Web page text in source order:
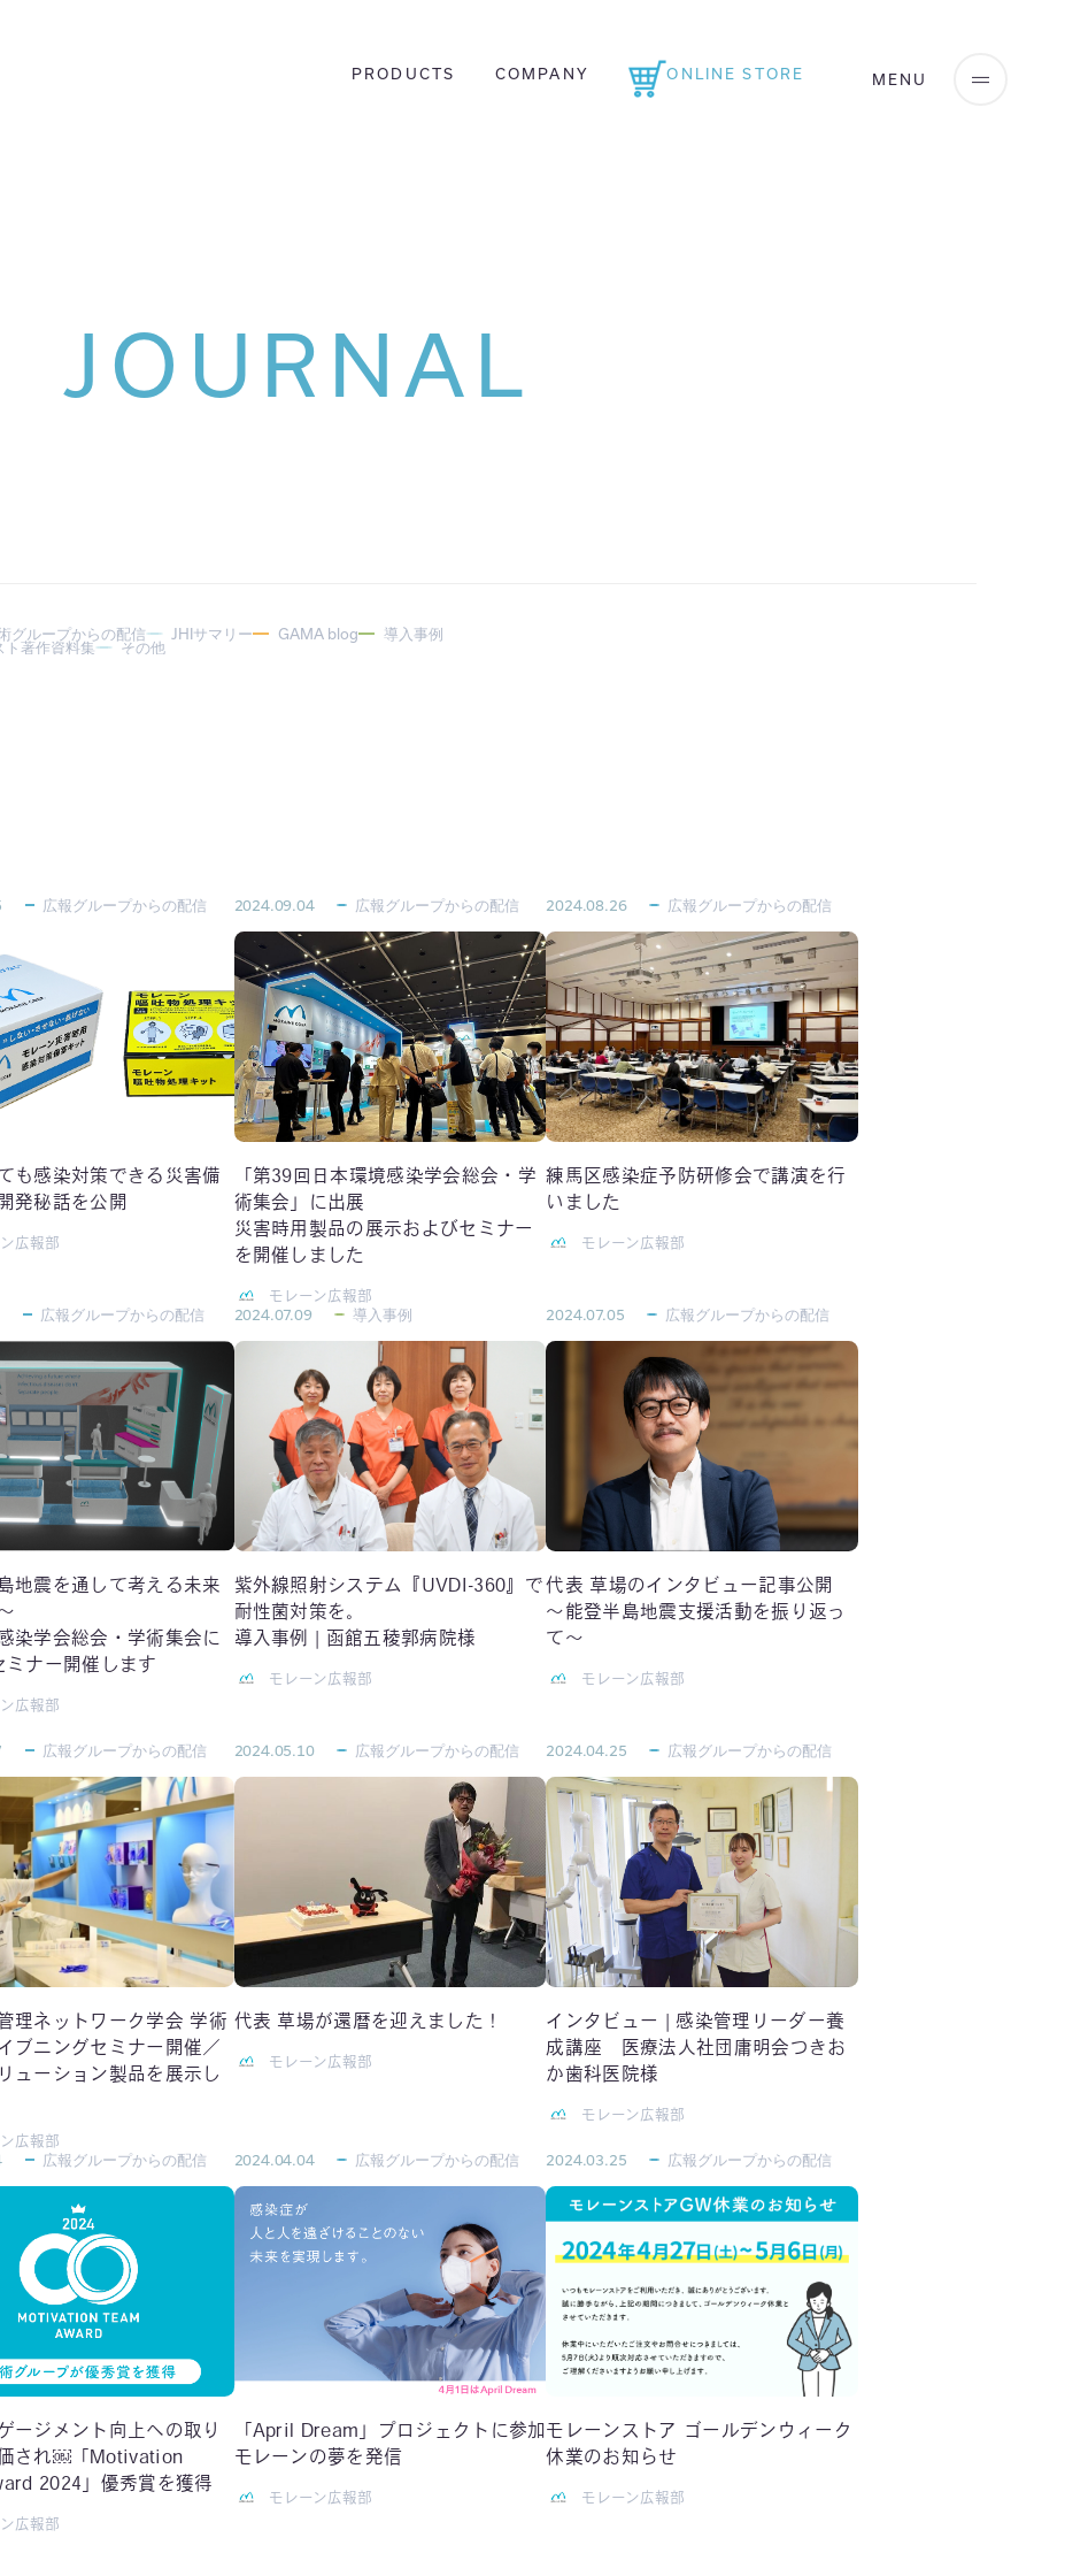
PRODUCTS COMPANY ONLINE STORE
JOURNAL
グループからの配信 JHIサマリー GAMA blog 導入事例
ト著作資料集 その他
広報グループからの配信
も感染対策できる災害備
発秘話を公開
広報部
2024.09.04 広報グループからの配信
「第39回日本環境感染学会総会・学
術集会」に出展
災害時用製品の展示およびセミナー
を開催しました
モレーン広報部
2024.08.26 広報グループからの配信
練馬区感染症予防研修会で講演を行
いました
モレーン広報部
広報グループからの配信
地震を通して考える未来
染学会総会・学術集会に
ミナー開催します
広報部
2024.07.09 導入事例
紫外線照射システム『UVDI-360』で
耐性菌対策を。
導入事例 | 函館五稜郭病院様
モレーン広報部
2024.07.05 広報グループからの配信
代表 草場のインタビュー記事公開
～能登半島地震支援活動を振り返っ
て～
モレーン広報部
広報グループからの配信
理ネットワーク学会 学術
ブニングセミナー開催／
ューション製品を展示し
広報部
2024.05.10 広報グループからの配信
代表 草場が還暦を迎えました！
モレーン広報部
2024.04.25 広報グループからの配信
インタビュー | 感染管理リーダー養
成講座 医療法人社団庸明会つきお
か歯科医院様
モレーン広報部
広報グループからの配信
ージメント向上への取り
され￼「Motivation
2024」優秀賞を獲得
広報部
2024.04.04 広報グループからの配信
「April Dream」プロジェクトに参加
モレーンの夢を発信
モレーン広報部
2024.03.25 広報グループからの配信
モレーンストア ゴールデンウィーク
休業のお知らせ
モレーン広報部